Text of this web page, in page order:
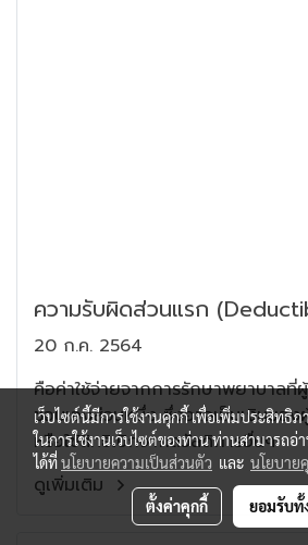
ความรับผิดส่วนแรก
20 ก.ค. 2564
คือค่าใช้จ่ายจากการรักษาพยาบาลที่
ชอบเองส่วนหนึ่ง ซึ่งอาจเป็นเงินขอ
หรือใช้สิทธิเบิกจากสวัสดิการอื่นๆ
ดูเพิ่มเติม
เว็บไซต์นี้มีการใช้งานคุกกี้ เพื่อเพิ่มประสิทธิ
ในการใช้งานเว็บไซต์ของท่าน ท่านสามารถอ่
ได้ที่นโยบายความเป็นส่วนตัว และ นโยบาย
ตั้งค่าคุกกี้ ยอมรับทั้